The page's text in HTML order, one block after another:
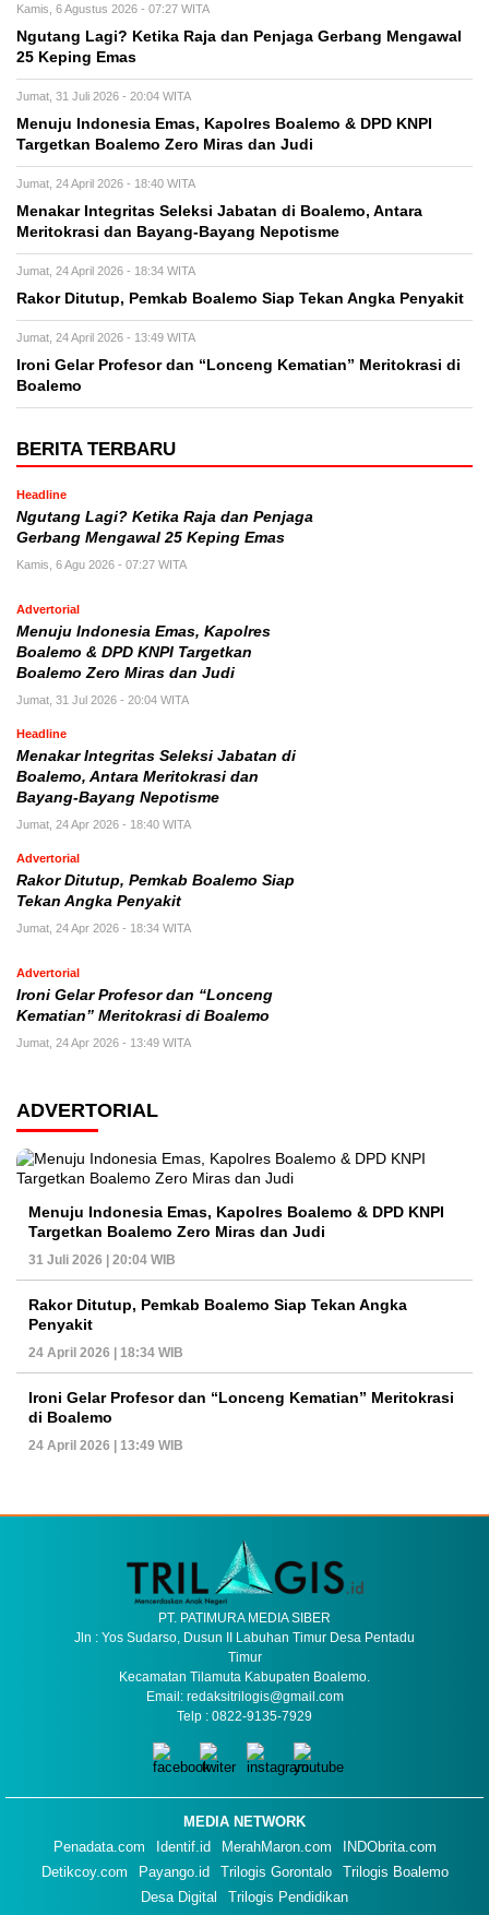
Kamis, 6 Agustus 2026 - 07:27 WITA
Ngutang Lagi? Ketika Raja dan Penjaga Gerbang Mengawal
25 Keping Emas
Jumat, 31 Juli 2026 - 20:04 WITA
Menuju Indonesia Emas, Kapolres Boalemo & DPD KNPI
Targetkan Boalemo Zero Miras dan Judi
Jumat, 24 April 2026 - 18:40 WITA
Menakar Integritas Seleksi Jabatan di Boalemo, Antara
Meritokrasi dan Bayang-Bayang Nepotisme
Jumat, 24 April 2026 - 18:34 WITA
Rakor Ditutup, Pemkab Boalemo Siap Tekan Angka Penyakit
Jumat, 24 April 2026 - 13:49 WITA
Ironi Gelar Profesor dan “Lonceng Kematian” Meritokrasi di
Boalemo
BERITA TERBARU
Headline
Ngutang Lagi? Ketika Raja dan Penjaga
Gerbang Mengawal 25 Keping Emas
Kamis, 6 Agu 2026 - 07:27 WITA
Advertorial
Menuju Indonesia Emas, Kapolres
Boalemo & DPD KNPI Targetkan
Boalemo Zero Miras dan Judi
Jumat, 31 Jul 2026 - 20:04 WITA
Headline
Menakar Integritas Seleksi Jabatan di
Boalemo, Antara Meritokrasi dan
Bayang-Bayang Nepotisme
Jumat, 24 Apr 2026 - 18:40 WITA
Advertorial
Rakor Ditutup, Pemkab Boalemo Siap
Tekan Angka Penyakit
Jumat, 24 Apr 2026 - 18:34 WITA
Advertorial
Ironi Gelar Profesor dan “Lonceng
Kematian” Meritokrasi di Boalemo
Jumat, 24 Apr 2026 - 13:49 WITA
ADVERTORIAL
Menuju Indonesia Emas, Kapolres Boalemo & DPD KNPI
Targetkan Boalemo Zero Miras dan Judi
31 Juli 2026 | 20:04 WIB
Rakor Ditutup, Pemkab Boalemo Siap Tekan Angka
Penyakit
24 April 2026 | 18:34 WIB
Ironi Gelar Profesor dan “Lonceng Kematian” Meritokrasi
di Boalemo
24 April 2026 | 13:49 WIB
PT. PATIMURA MEDIA SIBER
Jln : Yos Sudarso, Dusun II Labuhan Timur Desa Pentadu
Timur
Kecamatan Tilamuta Kabupaten Boalemo.
Email: redaksitrilogis@gmail.com
Telp : 0822-9135-7929
MEDIA NETWORK
Penadata.com
Identif.id MerahMaron.com
INDObrita.com
Detikcoy.com
Payango.id Trilogis Gorontalo
Trilogis Boalemo
Desa Digital
Trilogis Pendidikan